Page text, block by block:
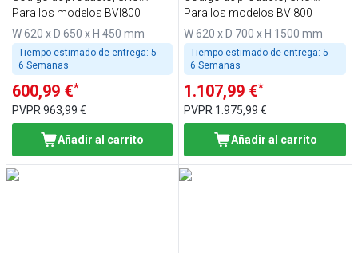
- Modelo de sobremesa
BVI800-BT
Para los modelos BVI800
W 620 x D 650 x H 450 mm
Tiempo estimado de entrega: 5 -
6 Semanas
600,99 €*
PVPR 963,99 €
Añadir al carrito
inoxidable - modelo de pie
BVI800-BS
Para los modelos BVI800
W 620 x D 700 x H 1500 mm
Tiempo estimado de entrega: 5 -
6 Semanas
1.107,99 €*
PVPR 1.975,99 €
Añadir al carrito